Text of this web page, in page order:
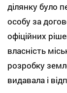
ділянку було
особу за
офіційних
власність
розробку
видавала і